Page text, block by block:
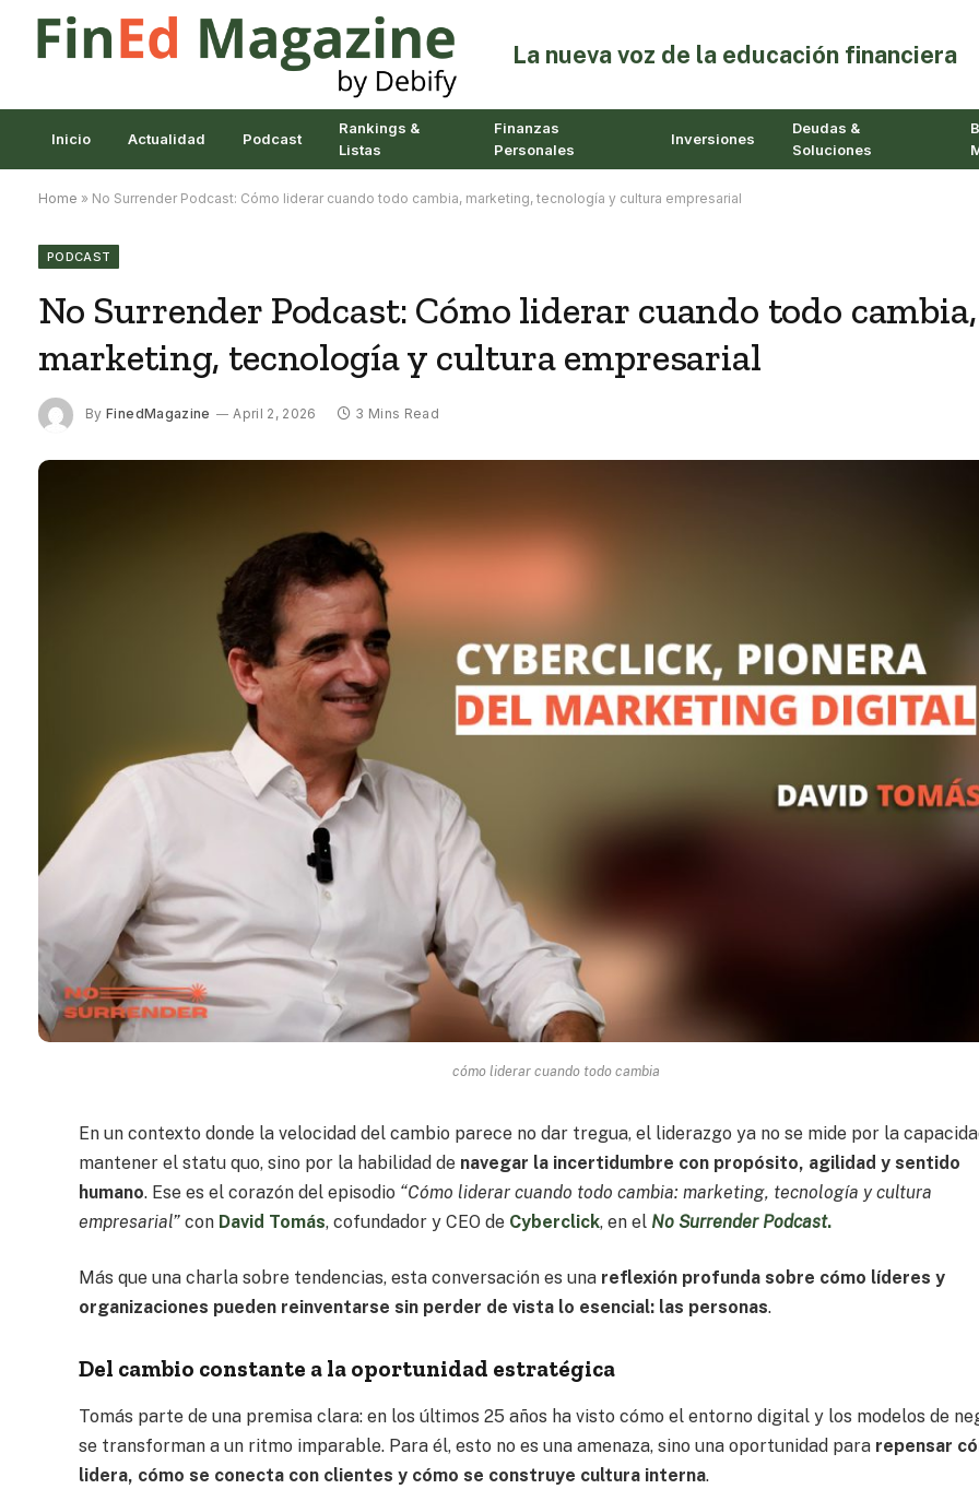
⁠La nueva voz de la educación financiera
Inicio Actualidad Podcast
Rankings &
Listas
Finanzas
Personales
Inversiones
Deudas &
Soluciones
Home » No Surrender Podcast: Cómo liderar cuando todo cambia, marketing, tecnología y cultura empresarial
PODCAST
No Surrender Podcast: Cómo liderar cuando todo cambia,
marketing, tecnología y cultura empresarial
By FinedMagazine April 2, 2026 3 Mins Read
cómo liderar cuando todo cambia
En un contexto donde la velocidad del cambio parece no dar tregua, el liderazgo ya no se mide por la
mantener el statu quo, sino por la habilidad de navegar la incertidumbre con propósito, agilidad y sentido
humano. Ese es el corazón del episodio “Cómo liderar cuando todo cambia: marketing, tecnología y cultura
empresarial” con David Tomás, cofundador y CEO de Cyberclick, en el No Surrender Podcast.
Más que una charla sobre tendencias, esta conversación es una reflexión profunda sobre cómo líderes y
organizaciones pueden reinventarse sin perder de vista lo esencial: las personas.
Del cambio constante a la oportunidad estratégica
Tomás parte de una premisa clara: en los últimos 25 años ha visto cómo el entorno digital y los modelos de
se transforman a un ritmo imparable. Para él, esto no es una amenaza, sino una oportunidad para repensar
lidera, cómo se conecta con clientes y cómo se construye cultura interna.